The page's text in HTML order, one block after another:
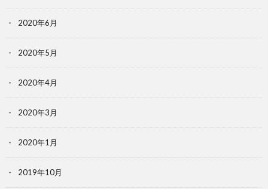
2020年6月
2020年5月
2020年4月
2020年3月
2020年1月
2019年10月